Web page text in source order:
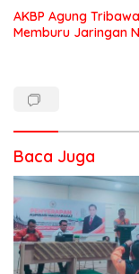
AKBP Agung
Memburu Jaringan
Baca Juga